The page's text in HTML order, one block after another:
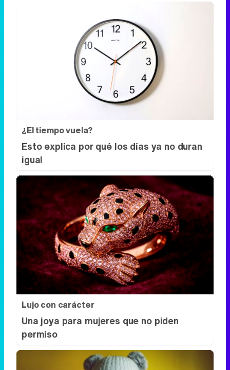
¿El tiempo vuela?
Esto explica por qué los días ya no duran
Lujo con carácter
Una joya para mujeres que no piden
permiso